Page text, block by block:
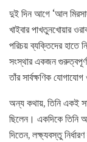
দুই দিন আগে ‘আল
খাইবার পাখতুনখোয়ার
পরিচয় ব্যক্তিদের হাতে
সংস্থার একজন
তাঁর সার্বক্ষণিক
অন্য কথায়, তিনি
ছিলেন। একদিকে তিনি
দিতেন, লক্ষ্যবস্তু